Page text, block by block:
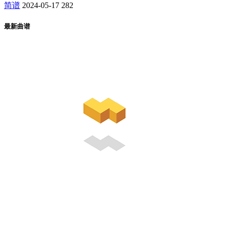
简谱 2024-05-17 282
最新曲谱